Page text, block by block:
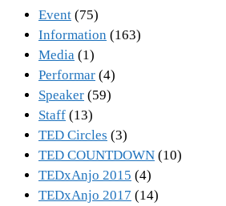
Event (75)
Information (163)
Media (1)
Performar (4)
Speaker (59)
Staff (13)
TED Circles (3)
TED COUNTDOWN (10)
TEDxAnjo 2015 (4)
TEDxAnjo 2017 (14)